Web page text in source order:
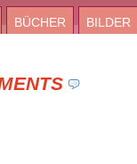
BÜCHER BILDER